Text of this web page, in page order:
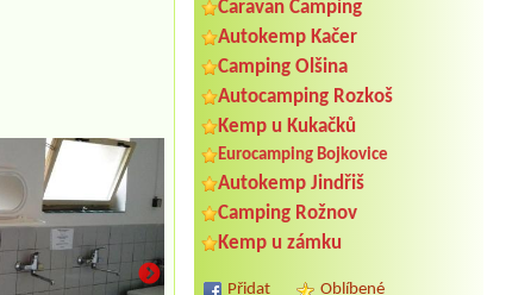
Caravan Camping
Autokemp Kačer
Camping Olšina
Autocamping Rozkoš
Kemp u Kukačků
Eurocamping Bojkovice
Autokemp Jindřiš
Camping Rožnov
Kemp u zámku
Přidat Oblíbené
Termín od 2026-08-06 |
Sportcentrumloket
1 malý stan pro 4 osoby (-2 děti a 2
dospeli)
Termín od 2026-08-13 |
3 stany (3 auta), obytná dodávka, 8